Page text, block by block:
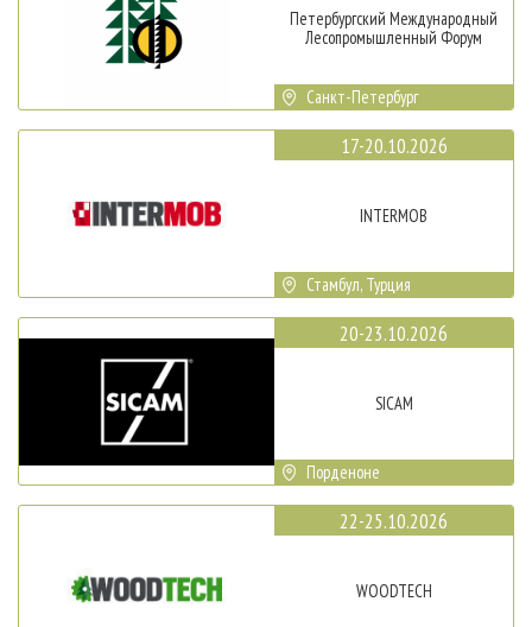
Петербургский Международный
Лесопромышленный Форум
Санкт-Петербург
17-20.10.2026
INTERMOB
Стамбул, Турция
20-23.10.2026
SICAM
Порденоне
22-25.10.2026
WOODTECH